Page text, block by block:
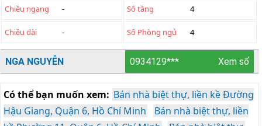
Chiều ngang - Số tầng 4
Chiều dài - Số Phòng ngủ 4
NGA NGUYỄN 0934129*** Xem số
Có thể bạn muốn xem: Bán nhà biệt thự, liền kề Đường
Hậu Giang, Quận 6, Hồ Chí Minh
Bán nhà biệt thự, liền